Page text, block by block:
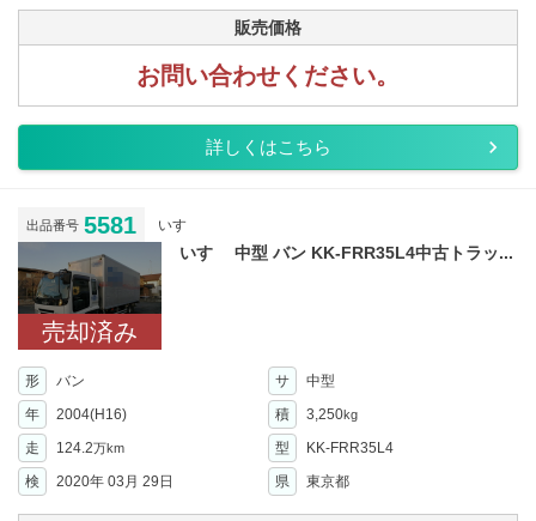
販売価格
お問い合わせください。
詳しくはこちら
出品番号 5581 いすゞ
売却済み
いすゞ 中型 バン KK-FRR35L4中古トラッ...
形 バン サ
中型
年
2004(H16) 積 3,250kg
走 124.2万km 型
KK-FRR35L4
検
2020年 03月 29日 県 東京都